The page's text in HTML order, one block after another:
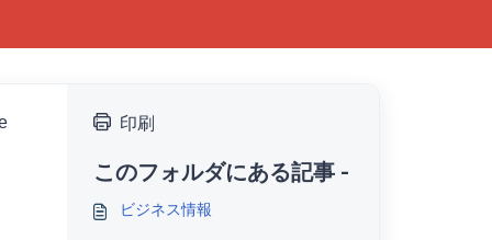
印刷
このフォルダにある記事 -
ビジネス情報